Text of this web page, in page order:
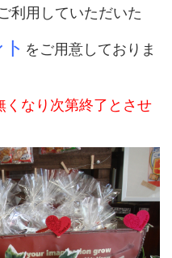
利用していただいた
をご用意しておりま
なり次第終了とさせ